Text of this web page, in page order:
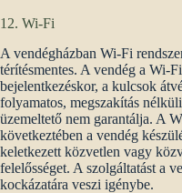
12. Wi-Fi
A vendégházban Wi-Fi
térítésmentes. A vendég a Wi-
bejelentkezéskor, a kulcsok
folyamatos, megszakítás
üzemeltető nem garantálja. A
következtében a vendég
keletkezett közvetlen vagy
felelősséget. A szolgáltatást a
kockázatára veszi igénybe.